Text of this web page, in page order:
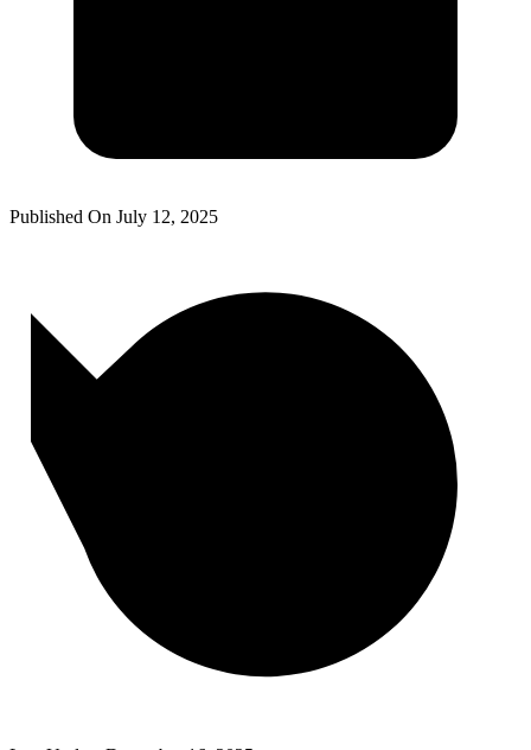
Published On July 12, 2025